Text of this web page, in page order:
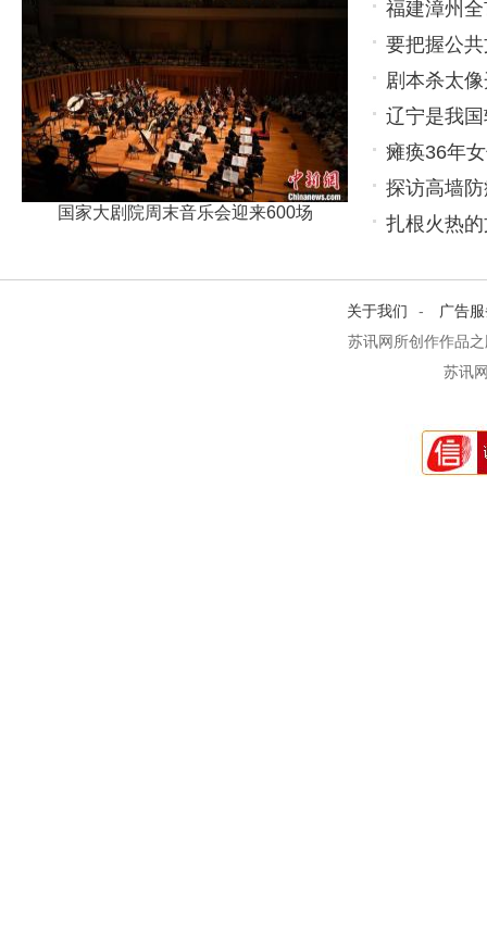
国家大剧院周末音乐会迎来600场
福建漳州
要把握公
为育人载体
剧本杀太
辽宁是我
点鲜明
瘫痪36年
探访高墙
扎根火热
关于我们 -
广告
苏讯网所创作作品
苏讯